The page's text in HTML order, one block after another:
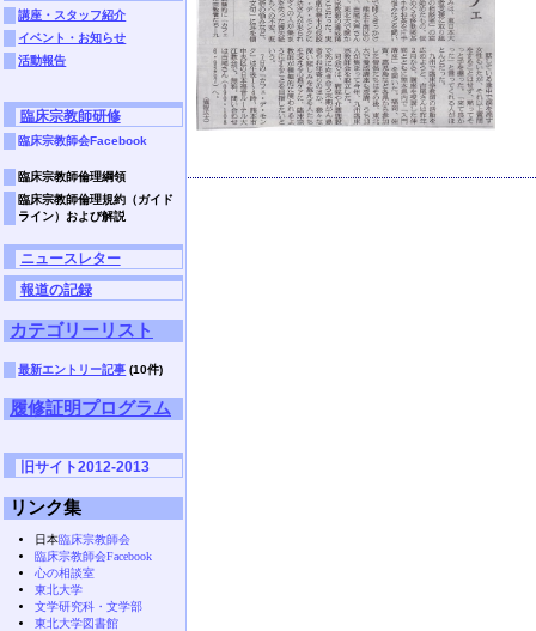
講座・スタッフ紹介
イベント・お知らせ
活動報告
臨床宗教師研修
臨床宗教師会Facebook
臨床宗教師倫理綱領
臨床宗教師倫理規約（ガイド
ライン）および解説
ニュースレター
報道の記録
カテゴリーリスト
最新エントリー記事 (10件)
履修証明プログラム
旧サイト2012-2013
リンク集
日本臨床宗教師会
臨床宗教師会Facebook
心の相談室
東北大学
文学研究科・文学部
東北大学図書館